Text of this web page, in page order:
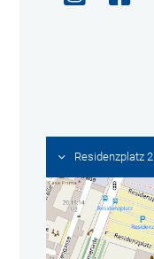
Residenzplatz 2